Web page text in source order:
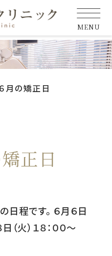
MENU
月の矯正日
正日
程です。 ６月６日
（火）１８：００〜